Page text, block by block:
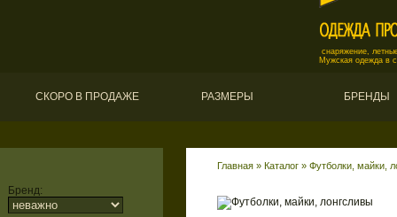
снаряжение,
Мужская одежда в
СКОРО В ПРОДАЖЕ РАЗМЕРЫ БРЕНДЫ
Бренд:
Главная » Каталог » Футболки, майки,